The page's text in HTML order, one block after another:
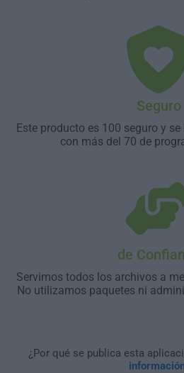
Seguro
Este producto es 100 seguro y
con más del 70 de
de
Servimos todos los archivos a
No utilizamos paquetes ni
¿Por qué se publica esta